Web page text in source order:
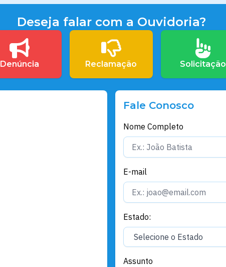
Deseja falar com a Ouvidoria?
Denúncia Reclamação Solicitação
Fale Conosco
Nome Completo
E-mail
Estado:
Assunto